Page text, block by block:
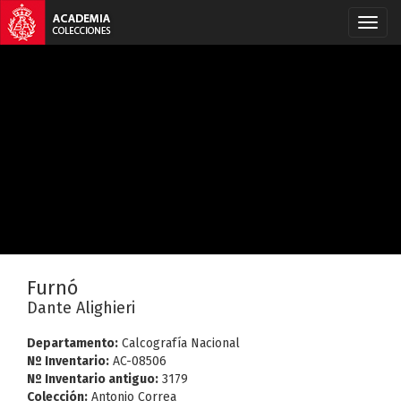
Furnó
Dante Alighieri
Departamento: Calcografía Nacional
Nº Inventario: AC-08506
Nº Inventario antiguo: 3179
Colección: Antonio Correa